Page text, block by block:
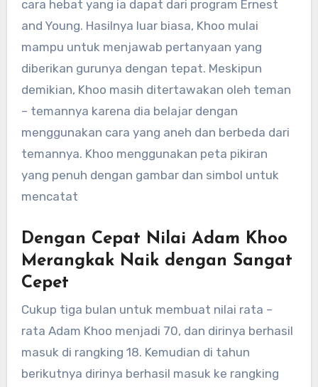
cara hebat yang ia dapat dari program Ernest
and Young. Hasilnya luar biasa, Khoo mulai
mampu untuk menjawab pertanyaan yang
diberikan gurunya dengan tepat. Meskipun
demikian, Khoo masih ditertawakan oleh teman
– temannya karena dia belajar dengan
menggunakan cara yang aneh dan berbeda dari
temannya. Khoo menggunakan peta pikiran
yang penuh dengan gambar dan simbol untuk
mencatat
Dengan Cepat Nilai Adam Khoo
Merangkak Naik dengan Sangat
Cepet
Cukup tiga bulan untuk membuat nilai rata –
rata Adam Khoo menjadi 70, dan dirinya berhasil
masuk di rangking 18. Kemudian di tahun
berikutnya dirinya berhasil masuk ke rangking